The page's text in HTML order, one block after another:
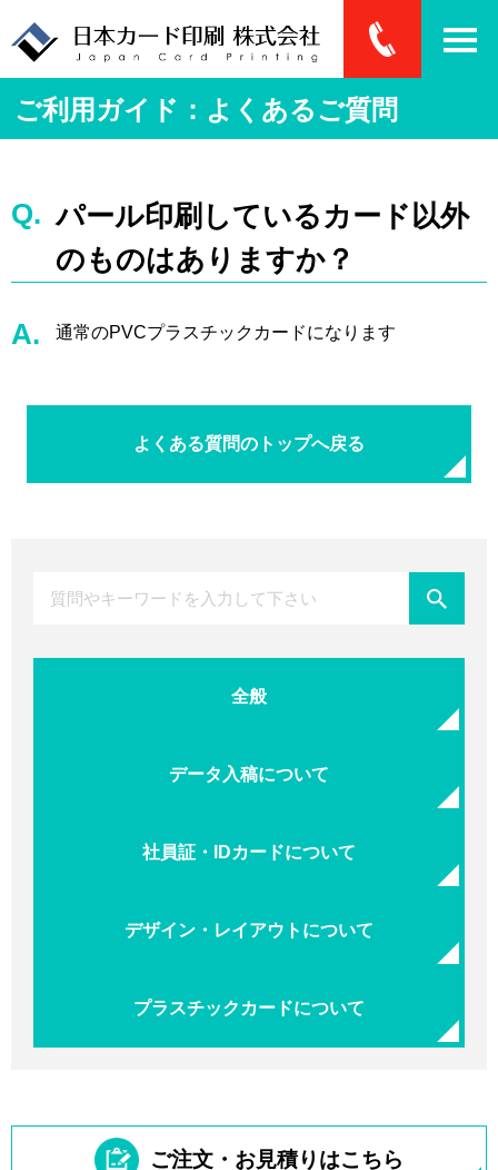
ご利用ガイド：よくあるご質問
パール印刷しているカード以外
のものはありますか？
通常のPVCプラスチックカードになります
よくある質問のトップへ戻る
全般
データ入稿について
社員証・IDカードについて
デザイン・レイアウトについて
プラスチックカードについて
ご注文・お見積りはこちら